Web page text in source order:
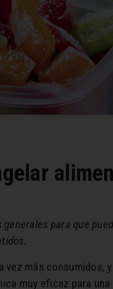
para que
vez más consumidos,
muy eficaz para